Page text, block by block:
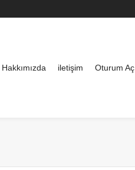
Hakkımızda iletişim Oturum Aç